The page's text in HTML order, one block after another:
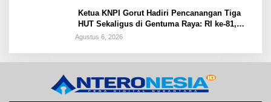
Ketua KNPI Gorut Hadiri Pencanangan Tiga
HUT Sekaligus di Gentuma Raya: RI ke-81,
Pramuka ke-65, dan Kecamatan ke-17
Agustus 6, 2026